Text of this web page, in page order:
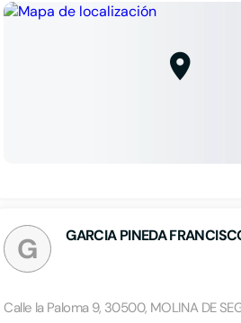
G GARCIA PINEDA
Calle la Paloma 9, 30500, MOLINA DE